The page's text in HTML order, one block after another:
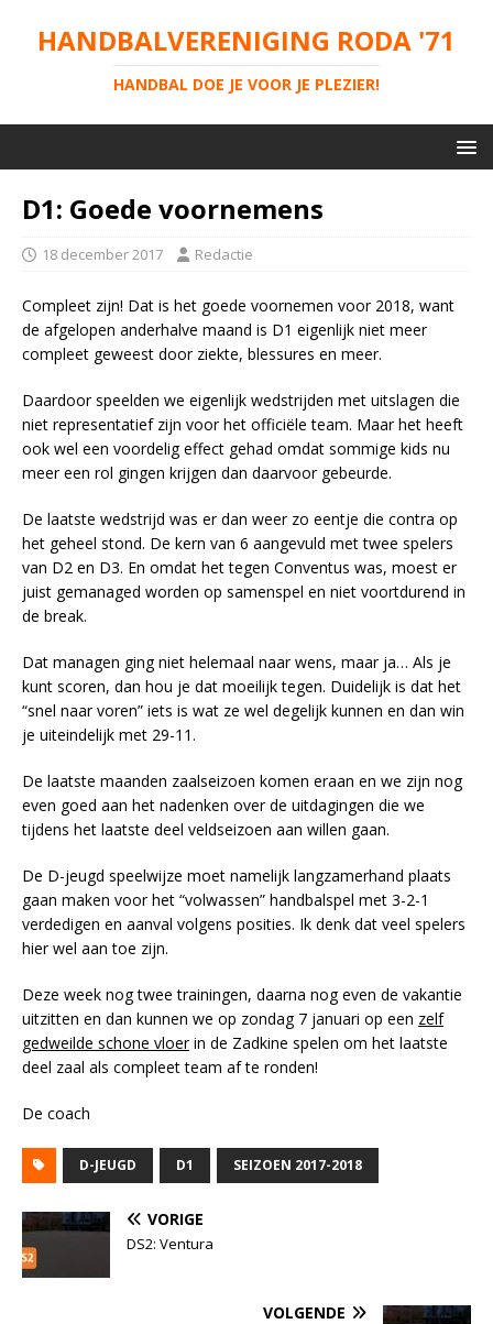
HANDBALVERENIGING RODA '71
HANDBAL DOE JE VOOR JE PLEZIER!
D1: Goede voornemens
18 december 2017 Redactie
Compleet zijn! Dat is het goede voornemen voor 2018, want
de afgelopen anderhalve maand is D1 eigenlijk niet meer
compleet geweest door ziekte, blessures en meer.
Daardoor speelden we eigenlijk wedstrijden met uitslagen die
niet representatief zijn voor het officiële team. Maar het heeft
ook wel een voordelig effect gehad omdat sommige kids nu
meer een rol gingen krijgen dan daarvoor gebeurde.
De laatste wedstrijd was er dan weer zo eentje die contra op
het geheel stond. De kern van 6 aangevuld met twee spelers
van D2 en D3. En omdat het tegen Conventus was, moest er
juist gemanaged worden op samenspel en niet voortdurend in
de break.
Dat managen ging niet helemaal naar wens, maar ja… Als je
kunt scoren, dan hou je dat moeilijk tegen. Duidelijk is dat het
“snel naar voren” iets is wat ze wel degelijk kunnen en dan win
je uiteindelijk met 29-11.
De laatste maanden zaalseizoen komen eraan en we zijn nog
even goed aan het nadenken over de uitdagingen die we
tijdens het laatste deel veldseizoen aan willen gaan.
De D-jeugd speelwijze moet namelijk langzamerhand plaats
gaan maken voor het “volwassen” handbalspel met 3-2-1
verdedigen en aanval volgens posities. Ik denk dat veel spelers
hier wel aan toe zijn.
Deze week nog twee trainingen, daarna nog even de vakantie
uitzitten en dan kunnen we op zondag 7 januari op een zelf
gedweilde schone vloerin de Zadkine spelen om het laatste
deel zaal als compleet team af te ronden!
De coach
D-JEUGD D1 SEIZOEN 2017-2018
VORIGE
DS2: Ventura
VOLGENDE